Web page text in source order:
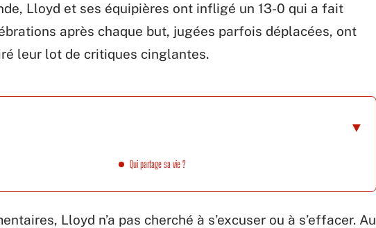
Lloyd et ses équipières ont infligé un 13-0 qui a fait
après chaque but, jugées parfois déplacées, ont
leur lot de critiques cinglantes.
Qui partage sa vie ?
Lloyd n’a pas cherché à s’excuser ou à s’effacer. Au